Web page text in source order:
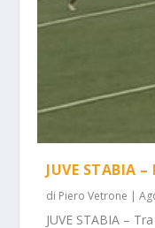
JUVE STABIA –
di Piero Vetrone |
JUVE STABIA –